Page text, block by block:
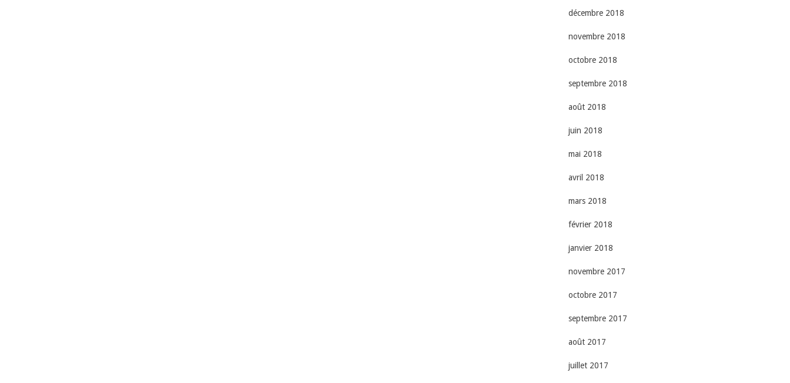
décembre 2018
novembre 2018
octobre 2018
septembre 2018
août 2018
juin 2018
mai 2018
avril 2018
mars 2018
février 2018
janvier 2018
novembre 2017
octobre 2017
septembre 2017
août 2017
juillet 2017